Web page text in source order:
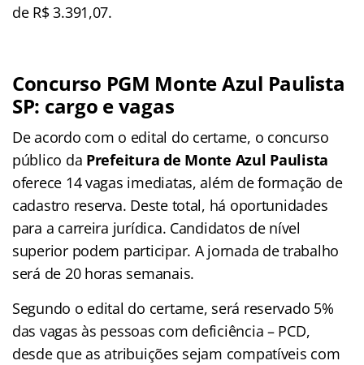
de R$ 3.391,07.
Concurso PGM Monte Azul Paulista
SP: cargo e vagas
De acordo com o edital do certame, o concurso
público da Prefeitura de Monte Azul Paulista
oferece 14 vagas imediatas, além de formação de
cadastro reserva. Deste total, há oportunidades
para a carreira jurídica. Candidatos de nível
superior podem participar. A jornada de trabalho
será de 20 horas semanais.
Segundo o edital do certame, será reservado 5%
das vagas às pessoas com deficiência – PCD,
desde que as atribuições sejam compatíveis com